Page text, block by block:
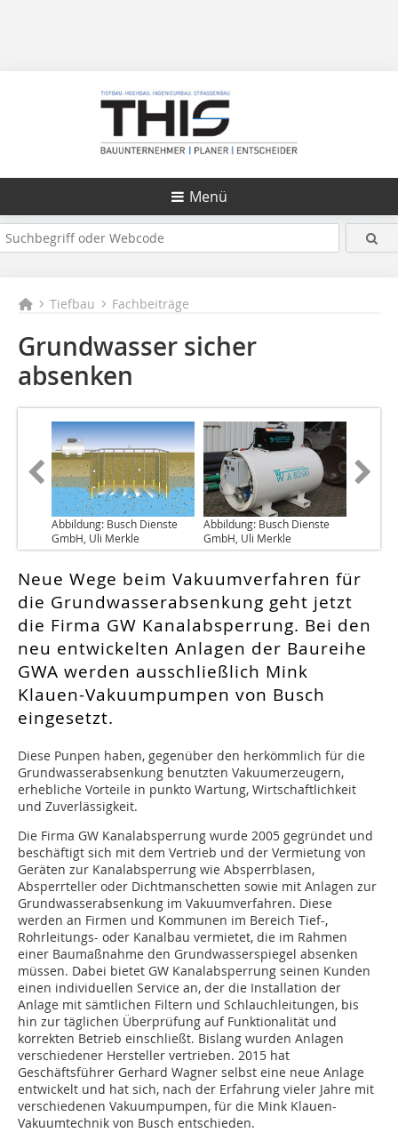
Menü
Tiefbau Fachbeiträge
Grundwasser sicher
absenken
Abbildung: Busch Dienste
GmbH, Uli Merkle
Abbildung: Busch Dienste
GmbH, Uli Merkle
Neue Wege beim Vakuumverfahren für
die Grundwasserabsenkung geht jetzt
die Firma GW Kanalabsperrung. Bei den
neu entwickelten Anlagen der Baureihe
GWA werden ausschließlich Mink
Klauen-Vakuumpumpen von Busch
eingesetzt.
Diese Punpen haben, gegenüber den herkömmlich für die
Grundwasserabsenkung benutzten Vakuumerzeugern,
erhebliche Vorteile in punkto Wartung, Wirtschaftlichkeit
und Zuverlässigkeit.
Die Firma GW Kanalabsperrung wurde 2005 gegründet und
beschäftigt sich mit dem Vertrieb und der Vermietung von
Geräten zur Kanalabsperrung wie Absperrblasen,
Absperrteller oder Dichtmanschetten sowie mit Anlagen zur
Grundwasserabsenkung im Vakuumverfahren. Diese
werden an Firmen und Kommunen im Bereich Tief-,
Rohrleitungs- oder Kanalbau vermietet, die im Rahmen
einer Baumaßnahme den Grundwasserspiegel absenken
müssen. Dabei bietet GW Kanalabsperrung seinen Kunden
einen individuellen Service an, der die Installation der
Anlage mit sämtlichen Filtern und Schlauchleitungen, bis
hin zur täglichen Überprüfung auf Funktionalität und
korrekten Betrieb einschließt. Bislang wurden Anlagen
verschiedener Hersteller vertrieben. 2015 hat
Geschäftsführer Gerhard Wagner selbst eine neue Anlage
entwickelt und hat sich, nach der Erfahrung vieler Jahre mit
verschiedenen Vakuumpumpen, für die Mink Klauen-
Vakuumtechnik von Busch entschieden.